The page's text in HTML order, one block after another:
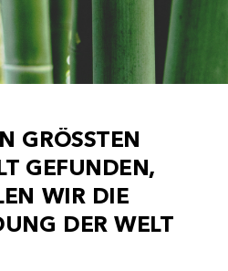
N GRÖSSTEN
T GEFUNDEN,
EN WIR DIE
UNG DER WELT